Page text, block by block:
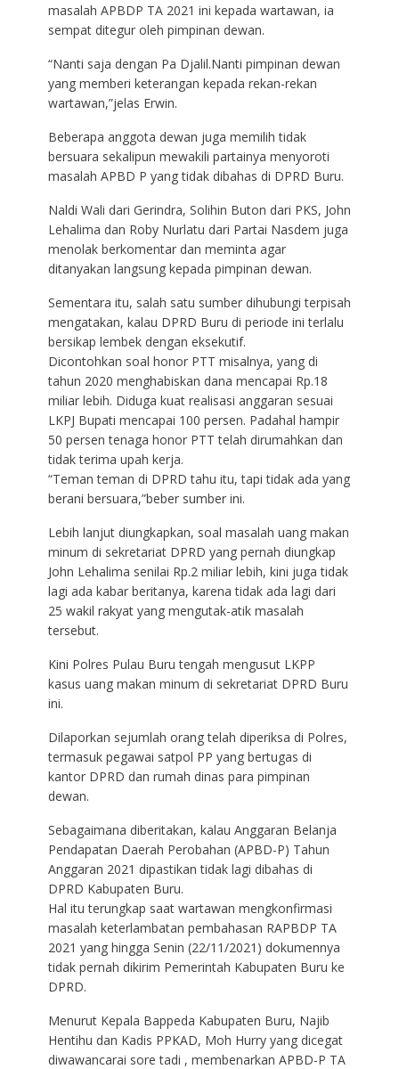
masalah APBDP TA 2021 ini kepada wartawan, ia
sempat ditegur oleh pimpinan dewan.
“Nanti saja dengan Pa Djalil.Nanti pimpinan dewan
yang memberi keterangan kepada rekan-rekan
wartawan,”jelas Erwin.
Beberapa anggota dewan juga memilih tidak
bersuara sekalipun mewakili partainya menyoroti
masalah APBD P yang tidak dibahas di DPRD Buru.
Naldi Wali dari Gerindra, Solihin Buton dari PKS, John
Lehalima dan Roby Nurlatu dari Partai Nasdem juga
menolak berkomentar dan meminta agar
ditanyakan langsung kepada pimpinan dewan.
Sementara itu, salah satu sumber dihubungi terpisah
mengatakan, kalau DPRD Buru di periode ini terlalu
bersikap lembek dengan eksekutif.
Dicontohkan soal honor PTT misalnya, yang di
tahun 2020 menghabiskan dana mencapai Rp.18
miliar lebih. Diduga kuat realisasi anggaran sesuai
LKPJ Bupati mencapai 100 persen. Padahal hampir
50 persen tenaga honor PTT telah dirumahkan dan
tidak terima upah kerja.
“Teman teman di DPRD tahu itu, tapi tidak ada yang
berani bersuara,”beber sumber ini.
Lebih lanjut diungkapkan, soal masalah uang makan
minum di sekretariat DPRD yang pernah diungkap
John Lehalima senilai Rp.2 miliar lebih, kini juga tidak
lagi ada kabar beritanya, karena tidak ada lagi dari
25 wakil rakyat yang mengutak-atik masalah
tersebut.
Kini Polres Pulau Buru tengah mengusut LKPP
kasus uang makan minum di sekretariat DPRD Buru
ini.
Dilaporkan sejumlah orang telah diperiksa di Polres,
termasuk pegawai satpol PP yang bertugas di
kantor DPRD dan rumah dinas para pimpinan
dewan.
Sebagaimana diberitakan, kalau Anggaran Belanja
Pendapatan Daerah Perobahan (APBD-P) Tahun
Anggaran 2021 dipastikan tidak lagi dibahas di
DPRD Kabupaten Buru.
Hal itu terungkap saat wartawan mengkonfirmasi
masalah keterlambatan pembahasan RAPBDP TA
2021 yang hingga Senin (22/11/2021) dokumennya
tidak pernah dikirim Pemerintah Kabupaten Buru ke
DPRD.
Menurut Kepala Bappeda Kabupaten Buru, Najib
Hentihu dan Kadis PPKAD, Moh Hurry yang dicegat
diwawancarai sore tadi , membenarkan APBD-P TA